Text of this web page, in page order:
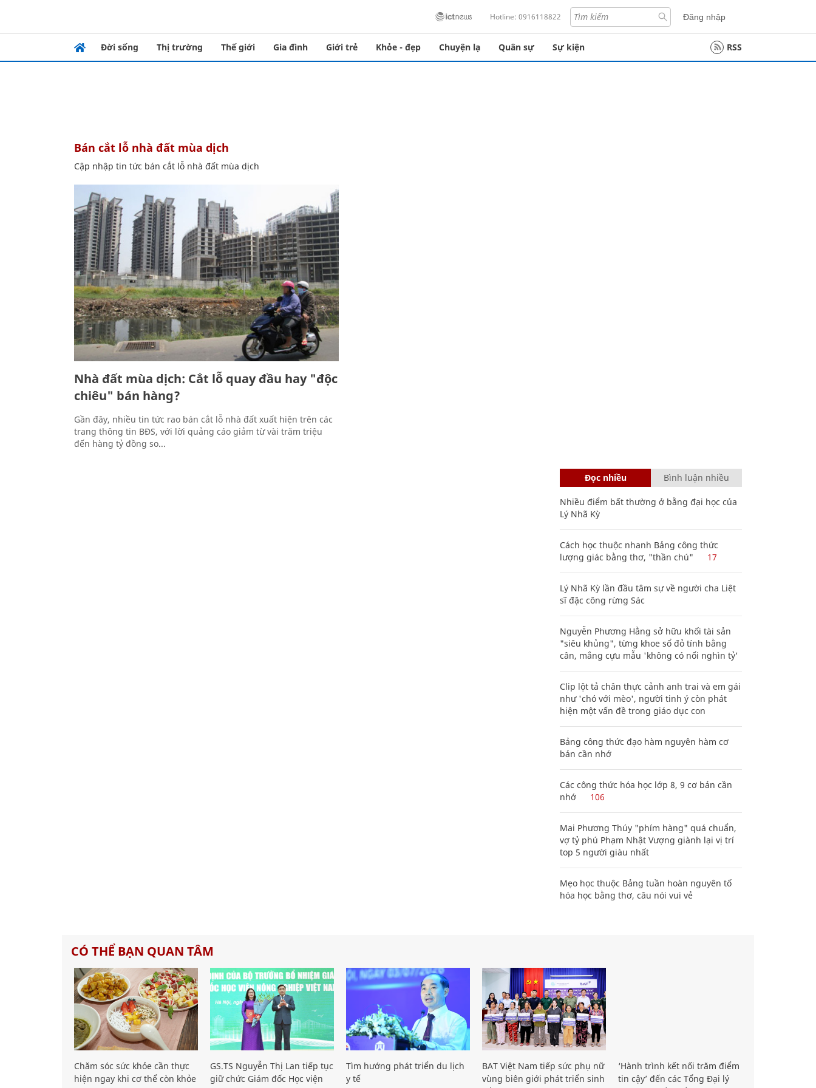
Hotline: 0916118822 Đăng nhập
Đời sống Thị trường Thế giới Gia đình Giới trẻ Khỏe - đẹp Chuyện lạ Quân sự Sự kiện RSS
bán cắt lỗ nhà đất mùa dịch
Cập nhập tin tức bán cắt lỗ nhà đất mùa dịch
Nhà đất mùa dịch: Cắt lỗ quay đầu hay "độc
chiêu" bán hàng?
Gần đây, nhiều tin tức rao bán cắt lỗ nhà đất xuất hiện trên các
trang thông tin BĐS, với lời quảng cáo giảm từ vài trăm triệu
đến hàng tỷ đồng so...
Đọc nhiều Bình luận nhiều
Nhiều điểm bất thường ở bằng đại học của
Lý Nhã Kỳ
Cách học thuộc nhanh Bảng công thức
lượng giác bằng thơ, "thần chú"
17
Lý Nhã Kỳ lần đầu tâm sự về người cha Liệt
sĩ đặc công rừng Sác
Nguyễn Phương Hằng sở hữu khối tài sản
"siêu khủng", từng khoe sổ đỏ tính bằng
cân, mắng cựu mẫu 'không có nổi nghìn tỷ'
Clip lột tả chân thực cảnh anh trai và em gái
như 'chó với mèo', người tinh ý còn phát
hiện một vấn đề trong giáo dục con
Bảng công thức đạo hàm nguyên hàm cơ
bản cần nhớ
Các công thức hóa học lớp 8, 9 cơ bản cần
nhớ
106
Mai Phương Thúy "phím hàng" quá chuẩn,
vợ tỷ phú Phạm Nhật Vượng giành lại vị trí
top 5 người giàu nhất
Mẹo học thuộc Bảng tuần hoàn nguyên tố
hóa học bằng thơ, câu nói vui vẻ
CÓ THỂ BẠN QUAN TÂM
Chăm sóc sức khỏe cần thực
hiện ngay khi cơ thể còn khỏe
GS.TS Nguyễn Thị Lan tiếp tục
giữ chức Giám đốc Học viện
Tìm hướng phát triển du lịch
y tế
BAT Việt Nam tiếp sức phụ nữ
vùng biên giới phát triển sinh
‘Hành trình kết nối trăm điểm
tin cậy’ đến các Tổng Đại lý